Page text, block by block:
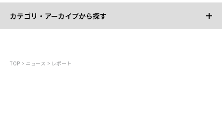
カテゴリ・アーカイブから探す
TOP ニュース レポート